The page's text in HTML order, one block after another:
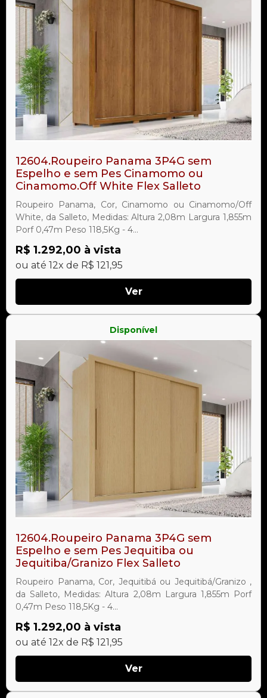
12604.Roupeiro Panama 3P4G sem
Espelho e sem Pes Cinamomo ou
Cinamomo.Off White Flex Salleto
Roupeiro Panama, Cor, Cinamomo ou Cinamomo/Off
White, da Salleto, Medidas: Altura 2,08m Largura 1,855m
Porf 0,47m Peso 118,5Kg - 4...
R$ 1.292,00 à vista
ou até 12x de R$ 121,95
Ver
Disponível
12604.Roupeiro Panama 3P4G sem
Espelho e sem Pes Jequitiba ou
Jequitiba/Granizo Flex Salleto
Roupeiro Panama, Cor, Jequitibá ou Jequitibá/Granizo ,
da Salleto, Medidas: Altura 2,08m Largura 1,855m Porf
0,47m Peso 118,5Kg - 4...
R$ 1.292,00 à vista
ou até 12x de R$ 121,95
Ver